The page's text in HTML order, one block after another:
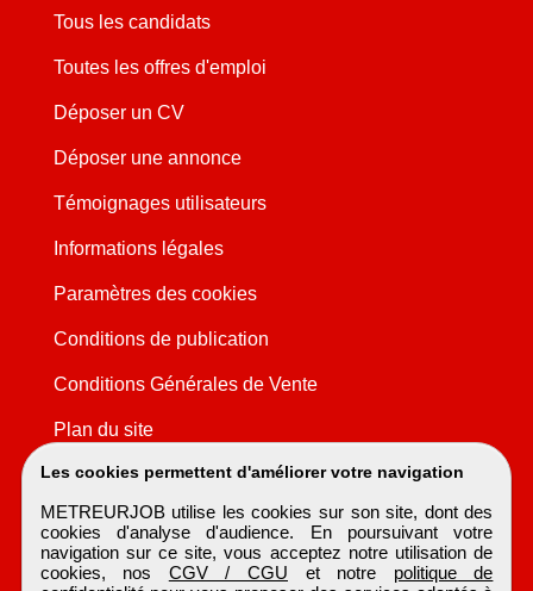
Les cookies permettent d'améliorer votre navigation
METREURJOB utilise les cookies sur son site, dont des
cookies d'analyse d'audience. En poursuivant votre
navigation sur ce site, vous acceptez notre utilisation de
cookies, nos CGV / CGU et notre politique de
Tous les candidats
Toutes les offres d'emploi
Déposer un CV
Déposer une annonce
Témoignages utilisateurs
Informations légales
Paramètres des cookies
Conditions de publication
Conditions Générales de Vente
Plan du site